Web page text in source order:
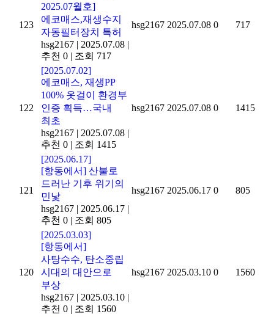
123
2025.07월호]
에코매스,재생수지
자동필터장치 특허
hsg2167 | 2025.07.08 |
추천 0 | 조회 717
hsg2167 2025.07.08 0 717
122
[2025.07.02]
에코매스, 재생PP
100% 옷걸이 환경부
인증 획득…국내
최초
hsg2167 | 2025.07.08 |
추천 0 | 조회 1415
hsg2167 2025.07.08 0 1415
121
[2025.06.17]
[항동에서] 산불로
드러난 기후 위기의
민낯
hsg2167 | 2025.06.17 |
추천 0 | 조회 805
hsg2167 2025.06.17 0 805
120
[2025.03.03]
[항동에서]
사탕수수, 탄소중립
시대의 대안으로
부상
hsg2167 | 2025.03.10 |
추천 0 | 조회 1560
hsg2167 2025.03.10 0 1560